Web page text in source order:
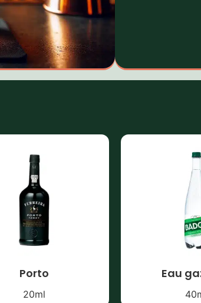
Porto
20ml
Eau
40